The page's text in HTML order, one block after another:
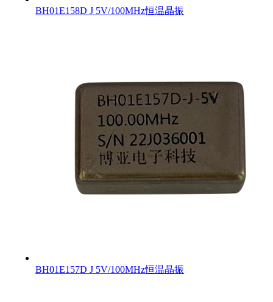
BH01E158D J 5V/100MHz恒温晶振
BH01E157D J 5V/100MHz恒温晶振